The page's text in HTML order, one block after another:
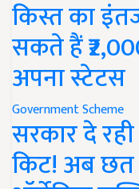
किस्त का
सकते हैं
अपना स्टेटस
Government Scheme
सरकार दे रही
किट! अब छत